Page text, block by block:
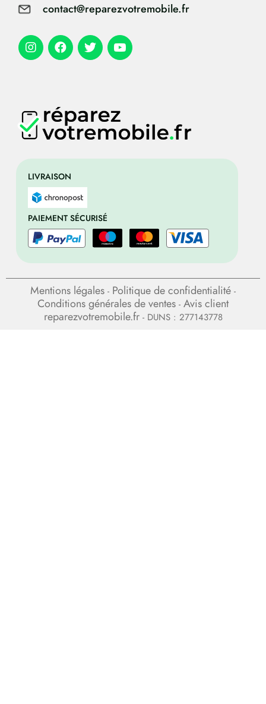
LIVRAISON
PAIEMENT SÉCURISÉ
contact@reparezvotremobile.fr
Mentions légales - Politique de confidentialité -
Conditions générales de ventes - Avis client
reparezvotremobile.fr- DUNS : 277143778